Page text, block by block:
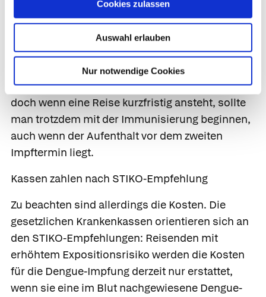
Cookies zulassen
Auswahl erlauben
Nur notwendige Cookies
abgeschlossene Impfserie mit zwei Impfungen
im Abstand von drei Monaten. Das ist praktisch
oft nicht umsetzbar, so Jelinek, und auch nicht
zwingend erforderlich. Schon eine einzelne
Dosis bietet mit rund 81 % einen gewissen
Schutz. Zwar sind zwei Impfungen effektiver –
doch wenn eine Reise kurzfristig ansteht, sollte
man trotzdem mit der Immunisierung beginnen,
auch wenn der Aufenthalt vor dem zweiten
Impftermin liegt.
Kassen zahlen nach STIKO-Empfehlung
Zu beachten sind allerdings die Kosten. Die
gesetzlichen Krankenkassen orientieren sich an
den STIKO-Empfehlungen: Reisenden mit
erhöhtem Expositionsrisiko werden die Kosten
für die Dengue-Impfung derzeit nur erstattet,
wenn sie eine im Blut nachgewiesene Dengue-